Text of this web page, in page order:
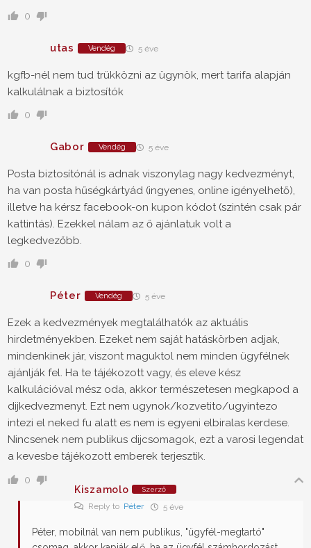
0
utas Vendég 5 éve
kgfb-nél nem tud trükközni az ügynök, mert tarifa alapján
kalkulálnak a biztosítók
0
Gabor Vendég 5 éve
Posta biztosítónál is adnak viszonylag nagy kedvezményt,
ha van posta hűségkártyád (ingyenes, online igényelhető),
illetve ha kérsz facebook-on kupon kódot (szintén csak pár
kattintás). Ezekkel nálam az ő ajánlatuk volt a
legkedvezőbb.
0
Péter Vendég 5 éve
Ezek a kedvezmények megtalálhatók az aktuális
hirdetményekben. Ezeket nem saját hatáskörben adjak,
mindenkinek jár, viszont maguktol nem minden ügyfélnek
ajánlják fel. Ha te tájékozott vagy, és eleve kész
kalkulációval mész oda, akkor természetesen megkapod a
dijkedvezmenyt. Ezt nem ugynok/kozvetito/ugyintezo
intezi el neked fu alatt es nem is egyeni elbiralas kerdese.
Nincsenek nem publikus dijcsomagok, ezt a varosi legendat
a kevesbe tájékozott emberek terjesztik.
0
Kiszamolo
Szerző
Reply to Péter 5 éve
Péter, mobilnál van nem publikus, "ügyfél-megtartó"